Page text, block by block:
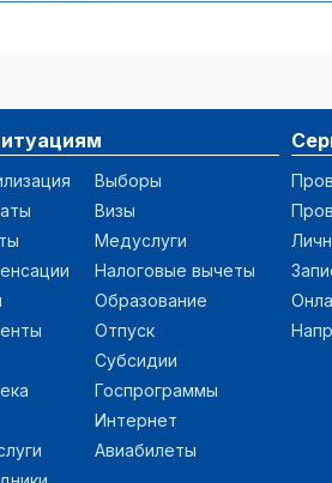
Выборы
Визы
Медуслуги
Налоговые вычеты
Образование
Отпуск
Субсидии
Госпрограммы
Интернет
Авиабилеты